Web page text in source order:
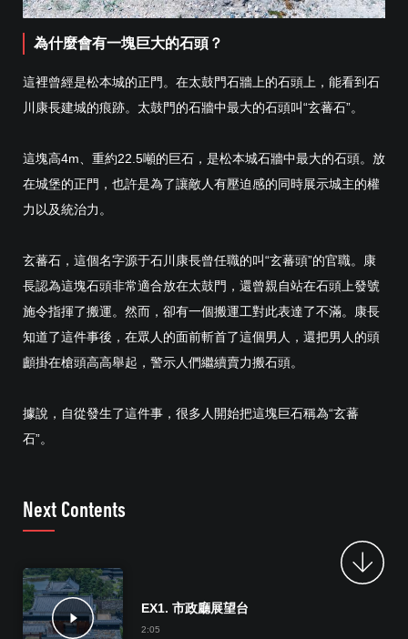
為什麼會有一塊巨大的石頭？
這裡曾經是松本城的正門。在太鼓門石牆上的石頭上，能看到石
川康長建城的痕跡。太鼓門的石牆中最大的石頭叫“玄蕃石”。
這塊高4m、重約22.5噸的巨石，是松本城石牆中最大的石頭。放
在城堡的正門，也許是為了讓敵人有壓迫感的同時展示城主的權
力以及統治力。
玄蕃石，這個名字源于石川康長曾任職的叫“玄蕃頭”的官職。康
長認為這塊石頭非常適合放在太鼓門，還曾親自站在石頭上發號
施令指揮了搬運。然而，卻有一個搬運工對此表達了不滿。康長
知道了這件事後，在眾人的面前斬首了這個男人，還把男人的頭
顱掛在槍頭高高舉起，警示人們繼續賣力搬石頭。
據說，自從發生了這件事，很多人開始把這塊巨石稱為“玄蕃
石”。
Next Contents
EX1. 市政廳展望台
2:05